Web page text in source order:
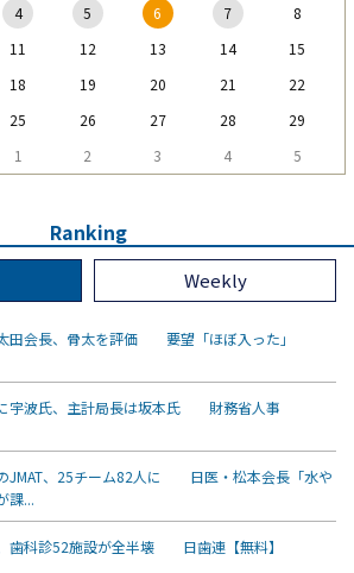
4 5 6 7
8
11 12 13 14
15
18 19 20 21
22
25 26 27 28
29
1 2 3 4 5
Ranking
Weekly
田会長、骨太を評価 要望「ほぼ入った」
宇波氏、主計局長は坂本氏 財務省人事
JMAT、25チーム82人に 日医・松本会長「水や
課...
歯科診52施設が全半壊 日歯連【無料】